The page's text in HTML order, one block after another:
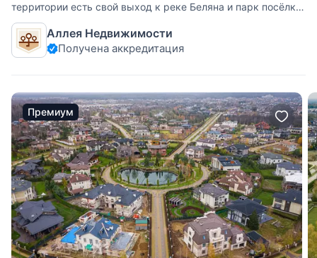
территории есть свой выход к реке Беляна и парк посёлка.
Все соседи построены. ОПИСАНИЕ ПОСЁЛКА: Монтевиль-
поселок премиального класса de luxe. Расположен в
Аллея Недвижимости
Получена аккредитация
Премиум